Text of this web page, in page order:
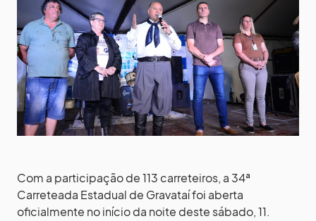
Com a participação de 113 carreteiros, a 34ª
Carreteada Estadual de Gravataí foi aberta
oficialmente no início da noite deste sábado, 11.